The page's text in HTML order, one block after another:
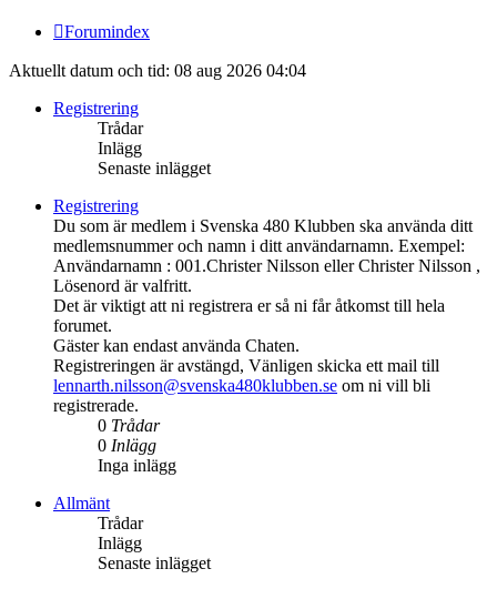
Forumindex
Aktuellt datum och tid: 08 aug 2026 04:04
Registrering
Trådar
Inlägg
Senaste inlägget
Registrering
Du som är medlem i Svenska 480 Klubben ska använda ditt
medlemsnummer och namn i ditt användarnamn. Exempel:
Användarnamn : 001.Christer Nilsson eller Christer Nilsson ,
Lösenord är valfritt.
Det är viktigt att ni registrera er så ni får åtkomst till hela
forumet.
Gäster kan endast använda Chaten.
Registreringen är avstängd, Vänligen skicka ett mail till
lennarth.nilsson@svenska480klubben.se om ni vill bli
registrerade.
0 Trådar
0 Inlägg
Inga inlägg
Allmänt
Trådar
Inlägg
Senaste inlägget